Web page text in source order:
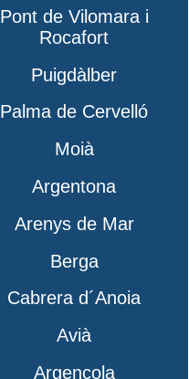
Pont de Vilomara i
Rocafort
Puigdàlber
Palma de Cervelló
Moià
Argentona
Arenys de Mar
Berga
Cabrera d´Anoia
Avià
Argençola